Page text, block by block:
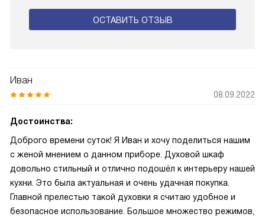
ОСТАВИТЬ ОТЗЫВ
Иван
08.09.2022
Достоинства:
Доброго времени суток! Я Иван и хочу поделиться нашим
с женой мнением о данном приборе. Духовой шкаф
довольно стильный и отлично подошёл к интерьеру нашей
кухни. Это была актуальная и очень удачная покупка.
Главной прелестью такой духовки я считаю удобное и
безопасное использование. Большое множество режимов,